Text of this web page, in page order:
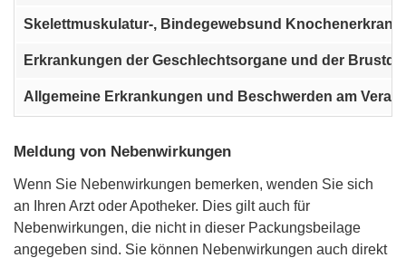
Skelettmuskulatur-, Bindegewebsund
Erkrankungen der Geschlechtsorgane und der
Allgemeine Erkrankungen und Beschwerden am
Meldung von Nebenwirkungen
Wenn Sie Nebenwirkungen bemerken, wenden Sie sich
an Ihren Arzt oder Apotheker. Dies gilt auch für
Nebenwirkungen, die nicht in dieser Packungsbeilage
angegeben sind. Sie können Nebenwirkungen auch direkt